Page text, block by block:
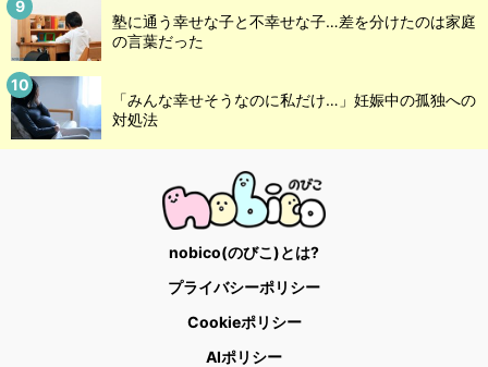
塾に通う幸せな子と不幸せな子…差を分けたのは家庭
の言葉だった
「みんな幸せそうなのに私だけ…」妊娠中の孤独への
対処法
nobico(のびこ)とは?
プライバシーポリシー
Cookieポリシー
AIポリシー